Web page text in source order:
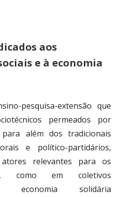
aos
e à economia
pesquisa-extensão que
permeados por
para além dos tradicionais
e político-partidários,
relevantes para os
como em coletivos
economia solidária